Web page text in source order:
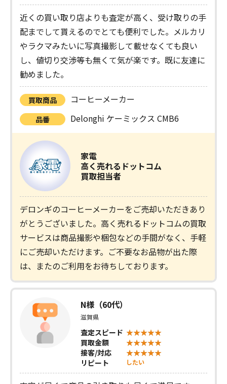
近くの買い取り店よりも査定が高く、受け取りの手
配までして貰えるのでとても便利でした。メルカリ
やラクマみたいに写真撮影して載せなくても良い
し、値切り交渉等も無くて気が楽です。既に友達に
勧めました。
買取商品 コーヒーメーカー
品番 Delonghi ケーミックス CMB6
家電
高く売れるドットコム
買取担当者
デロンギのコーヒーメーカーをご売却いただきあり
がとうございました。高く売れるドットコムの買取
サービスは商品撮影や梱包などの手間がなく、手軽
にご売却いただけます。ご不要なお品物が出た際
は、またのご利用をお待ちしております。
N様（60代）
滋賀県
査定スピード
買取金額
接客/対応
リピート
したい